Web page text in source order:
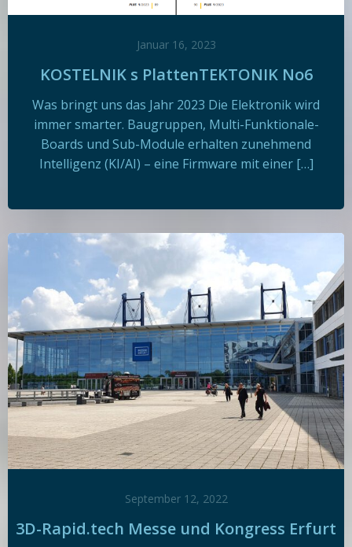
Januar 16, 2023
KOSTELNIK s PlattenTEKTONIK No6
Was bringt uns das Jahr 2023 Die Elektronik wird
immer smarter. Baugruppen, Multi-Funktionale-
Boards und Sub-Module erhalten zunehmend
Intelligenz (KI/AI) – eine Firmware mit einer […]
September 12, 2022
3D-Rapid.tech Messe und Kongress Erfurt